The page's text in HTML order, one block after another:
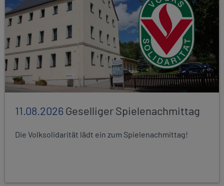
11.08.2026Geselliger Spielenachmittag
Die Volksolidarität lädt ein zum Spielenachmittag!